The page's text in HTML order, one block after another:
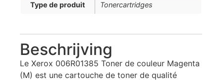
Type de produit Tonercartridges
Beschrijving
Le Xerox 006R01385 Toner de couleur Magenta
(M) est une cartouche de toner de qualité